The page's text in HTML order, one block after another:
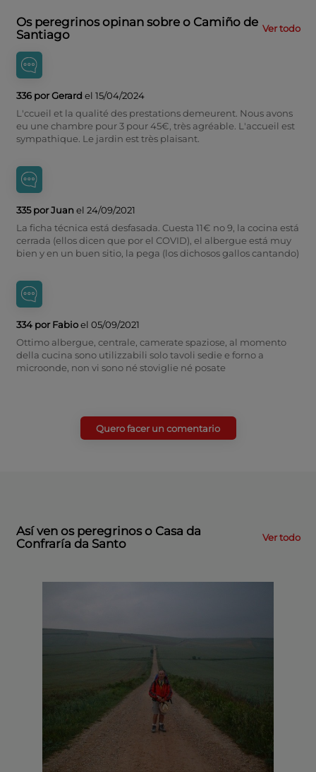
Os peregrinos opinan sobre o Camiño de
Santiago
Ver todo
336 por Gerard el 15/04/2024
L'ccueil et la qualité des prestations demeurent. Nous avons
eu une chambre pour 3 pour 45€, très agréable. L'accueil est
sympathique. Le jardin est très plaisant.
335 por Juan el 24/09/2021
La ficha técnica está desfasada. Cuesta 11€ no 9, la cocina está
cerrada (ellos dicen que por el COVID), el albergue está muy
bien y en un buen sitio, la pega (los dichosos gallos cantando)
334 por Fabioel 05/09/2021
Ottimo albergue, centrale, camerate spaziose, al momento
della cucina sono utilizzabili solo tavoli sedie e forno a
microonde, non vi sono né stoviglie né posate
Quero facer un comentario
Así ven os peregrinos o Casa da
Confraría da Santo
Ver todo